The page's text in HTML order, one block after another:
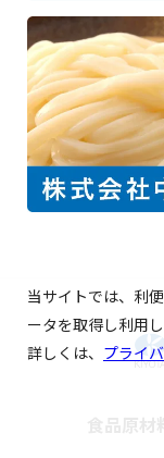
食品原
当サイトでは、利
ータを取得し利用し
詳しくは、 プライ